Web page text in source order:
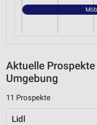
Aktuelle
Umgebung
11 Prospekte
Lidl